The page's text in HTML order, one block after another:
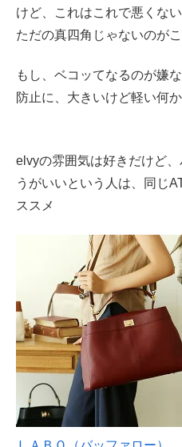
けど、これはこれで悪くな
ただの真四角じゃないのが
もし、ベコッてなるのが嫌
防止に、大きいけど軽い何
elvyの雰囲気は好きだけど
うがいいという人は、同じ
ススメ